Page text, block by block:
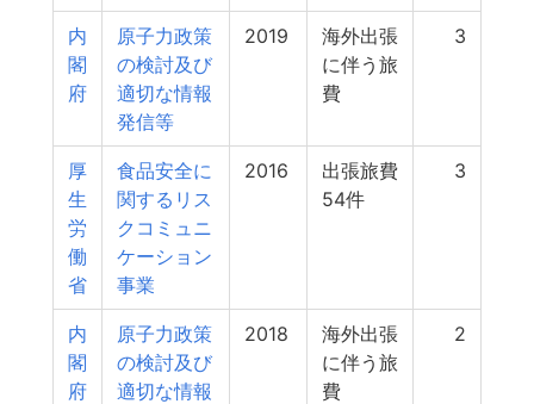
内
閣
府
原子力政策
の検討及び
適切な情報
発信等
2019
海外出張
に伴う旅
費
3
厚
生
労
働
省
食品安全に
関するリス
クコミュニ
ケーション
事業
2016
出張旅費
54件
3
内
閣
府
原子力政策
の検討及び
適切な情報
2018
海外出張
に伴う旅
費
2